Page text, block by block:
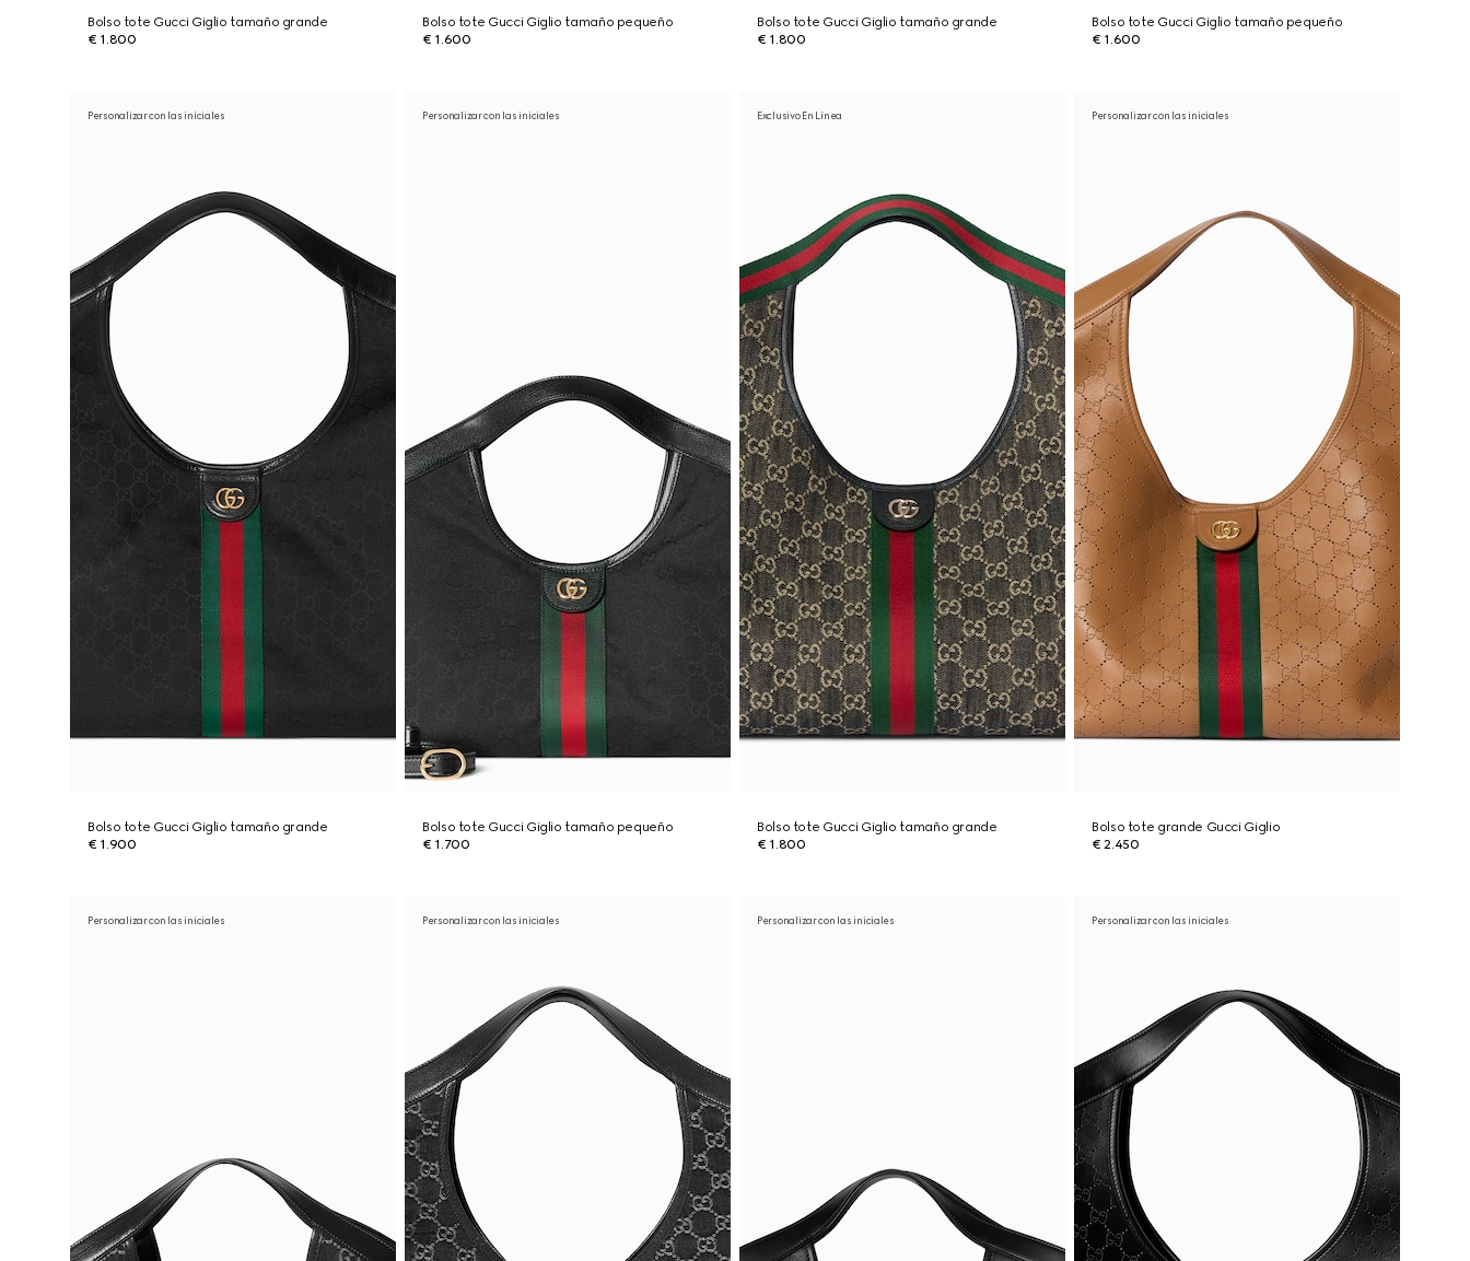
Bolso tote Gucci Giglio tamaño grande
€ 1.800
Bolso tote Gucci Giglio tamaño pequeño
€ 1.600
Bolso tote Gucci Giglio tamaño grande
€ 1.800
Bolso tote Gucci Giglio tamaño pequeño
€ 1.600
Personalizar con las iniciales
Bolso tote Gucci Giglio tamaño grande
€ 1.900
Personalizar con las iniciales
Bolso tote Gucci Giglio tamaño pequeño
€ 1.700
Exclusivo En Línea
Bolso tote Gucci Giglio tamaño grande
€ 1.800
Personalizar con las iniciales
Bolso tote grande Gucci Giglio
€ 2.450
Personalizar con las iniciales Personalizar con las iniciales Personalizar con las iniciales Personalizar con las iniciales